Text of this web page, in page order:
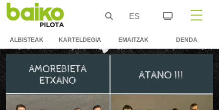
ES
ALBISTEAK KARTELDEGIA EMAITZAK DENDA